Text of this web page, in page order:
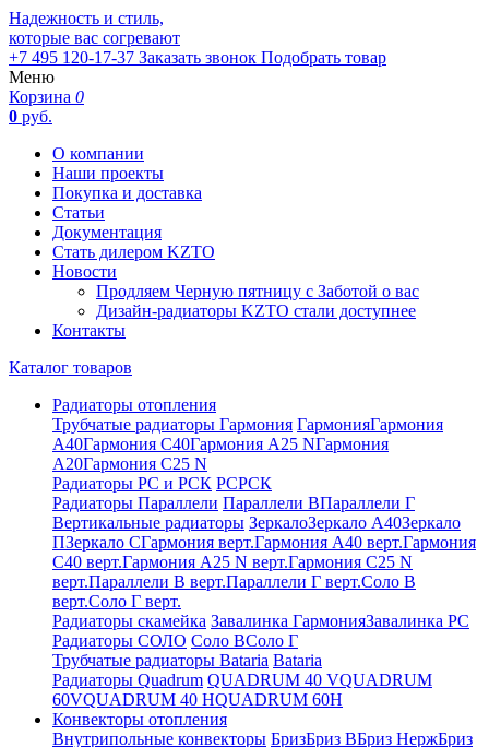
Надежность и стиль,
которые вас согревают
+7 495 120-17-37 Заказать звонок Подобрать товар
Меню
Корзина 0
0 руб.
О компании
Наши проекты
Покупка и доставка
Статьи
Документация
Стать дилером KZTO
Новости
Продляем Черную пятницу с Заботой о вас
Дизайн-радиаторы KZTO стали доступнее
Контакты
Каталог товаров
Радиаторы отопления
Трубчатые радиаторы Гармония ГармонияГармония
А40Гармония С40Гармония А25 NГармония
А20Гармония С25 N
Радиаторы РС и РСК РСРСК
Радиаторы Параллели Параллели ВПараллели Г
Вертикальные радиаторы ЗеркалоЗеркало А40Зеркало
ПЗеркало СГармония верт.Гармония А40 верт.Гармония
С40 верт.Гармония А25 N верт.Гармония С25 N
верт.Параллели В верт.Параллели Г верт.Соло В
верт.Соло Г верт.
Радиаторы скамейка Завалинка ГармонияЗавалинка РС
Радиаторы СОЛО Соло ВСоло Г
Трубчатые радиаторы Bataria Bataria
Радиаторы Quadrum QUADRUM 40 VQUADRUM
60VQUADRUM 40 HQUADRUM 60H
Конвекторы отопления
Внутрипольные конвекторы БризБриз ВБриз НержБриз